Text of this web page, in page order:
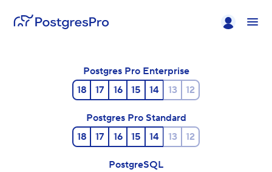
Postgres Pro Enterprise
18
17 16 15 14 13 12
Postgres Pro Standard
18
17 16 15 14 13 12
PostgreSQL